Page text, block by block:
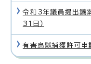
令和3年議員提出議
31日）
有害鳥獣捕獲許可申